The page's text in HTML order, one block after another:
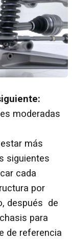
moderadas
más
siguientes
cada
por
después de
para
de referencia